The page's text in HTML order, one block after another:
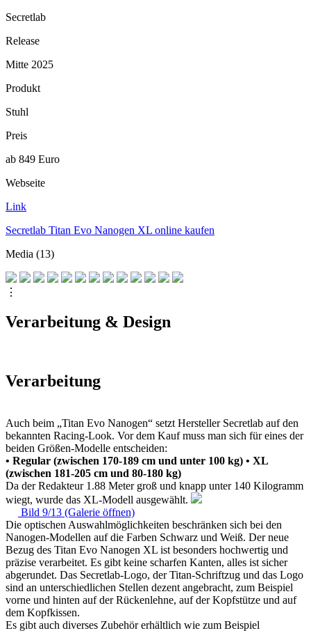
Secretlab
Release
Mitte 2025
Produkt
Stuhl
Preis
ab 849 Euro
Webseite
Link
Secretlab Titan Evo Nanogen XL online kaufen
Media (13)
⋮
Verarbeitung & Design
Verarbeitung
Auch beim „Titan Evo Nanogen“ setzt Hersteller Secretlab auf den
bekannten Racing-Look. Vor dem Kauf muss man sich für eines der
beiden Größen-Modelle entscheiden:
• Regular (zwischen 170-189 cm und unter 100 kg) • XL
(zwischen 181-205 cm und 80-180 kg)
Da der Redakteur 1.88 Meter groß und knapp unter 140 Kilogramm
wiegt, wurde das XL-Modell ausgewählt.
Bild 9/13 (Galerie öffnen)
Die optischen Auswahlmöglichkeiten beschränken sich bei den
Nanogen-Modellen auf die Farben Schwarz und Weiß. Der neue
Bezug des Titan Evo Nanogen XL ist besonders hochwertig und
präzise verarbeitet. Es gibt keine scharfen Kanten, alles ist sicher
abgerundet. Das Secretlab-Logo, der Titan-Schriftzug und das Logo
sind an unterschiedlichen Stellen dezent angebracht, zum Beispiel
vorne und hinten auf der Rückenlehne, auf der Kopfstütze und auf
dem Kopfkissen.
Es gibt auch diverses Zubehör erhältlich wie zum Beispiel